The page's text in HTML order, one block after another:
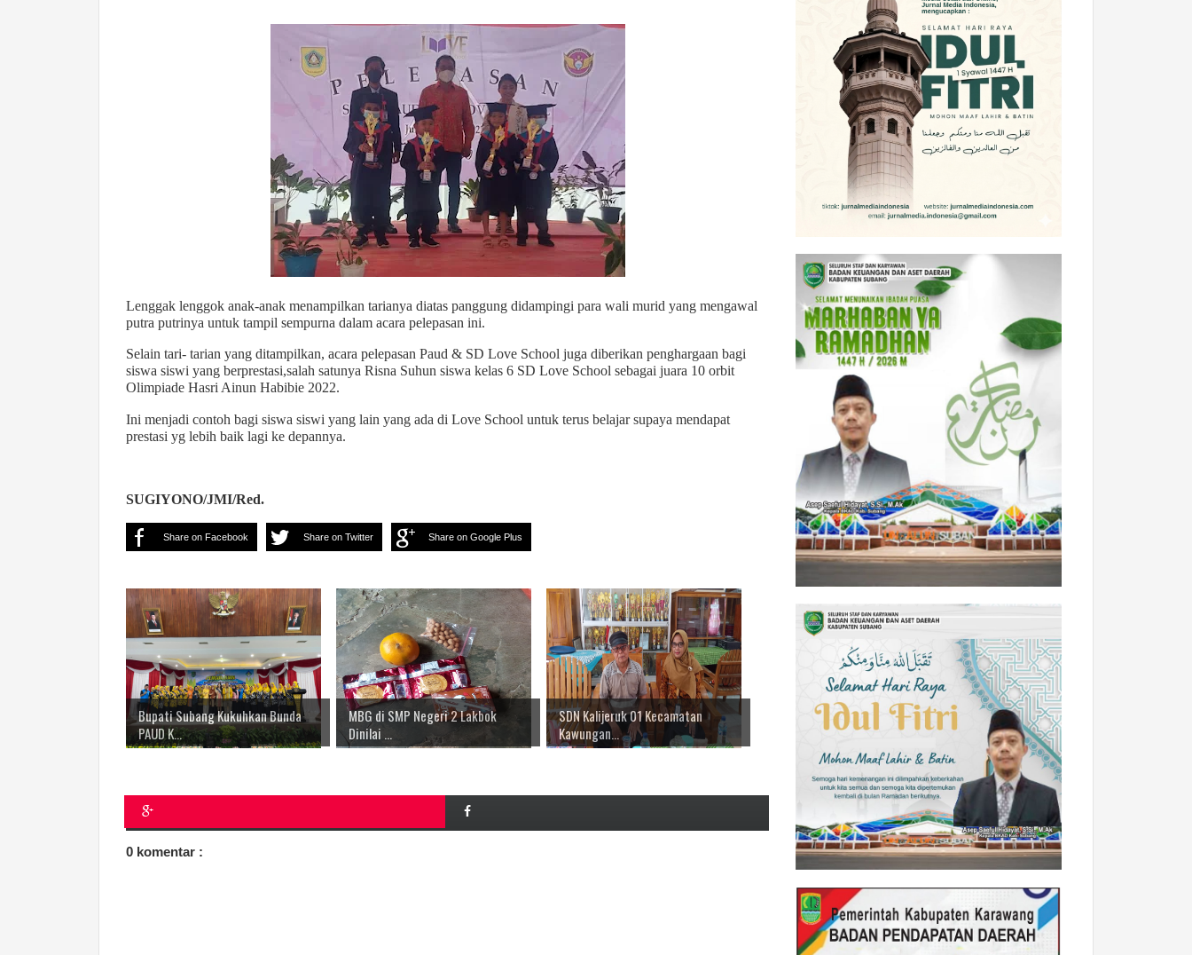
Lenggak lenggok anak-anak menampilkan tarianya diatas panggung didampingi para wali murid yang mengawal
putra putrinya untuk tampil sempurna dalam acara pelepasan ini.
Selain tari- tarian yang ditampilkan, acara pelepasan Paud & SD Love School juga diberikan penghargaan bagi
siswa siswi yang berprestasi,salah satunya Risna Suhun siswa kelas 6 SD Love School sebagai juara 10 orbit
Olimpiade Hasri Ainun Habibie 2022.
Ini menjadi contoh bagi siswa siswi yang lain yang ada di Love School untuk terus belajar supaya mendapat
prestasi yg lebih baik lagi ke depannya.
SUGIYONO/JMI/Red.
Share on Facebook Share on Twitter Share on Google Plus
Bupati Subang Kukuhkan Bunda
PAUD K...
MBG di SMP Negeri 2 Lakbok
Dinilai ...
SDN Kalijeruk 01 Kecamatan
Kawungan...
0 komentar :